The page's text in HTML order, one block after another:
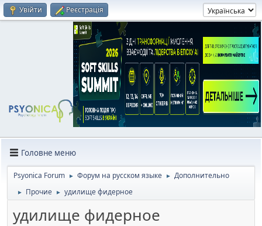
Увійти Реєстрація
Головне меню
Psyonica Forum ► Форум на русском языке ► Дополнительно
► Прочие ► удилище фидерное
удилище фидерное